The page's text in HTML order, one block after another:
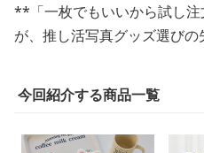
**「一枚でもいいから試し
が、推し活写真グッズ選びの
今回紹介する商品一覧